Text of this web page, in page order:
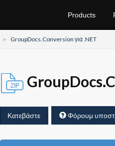
Products
GroupDocs.Conversion για .NET
Κατεβάστε Φόρουμ